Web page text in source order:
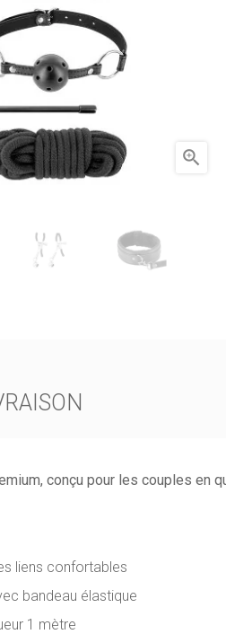

conçu pour les couples en
liens confortables
bandeau élastique
1 mètre